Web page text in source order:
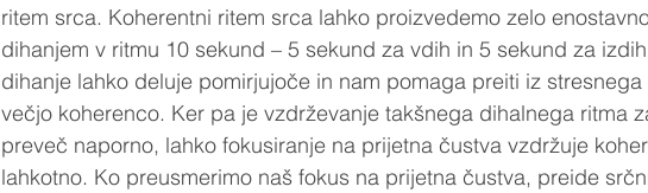
ritem srca. Koherentni ritem srca lahko proizvedemo zelo
dihanjem v ritmu 10 sekund – 5 sekund za vdih in 5 sekund za
dihanje lahko deluje pomirjujoče in nam pomaga preiti iz
večjo koherenco. Ker pa je vzdrževanje takšnega dihalnega ritma
preveč naporno, lahko fokusiranje na prijetna čustva vzdržuje
lahkotno. Ko preusmerimo naš fokus na prijetna čustva, preide